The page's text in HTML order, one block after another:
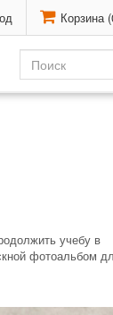
Корзина (
учебу в
фотоальбом